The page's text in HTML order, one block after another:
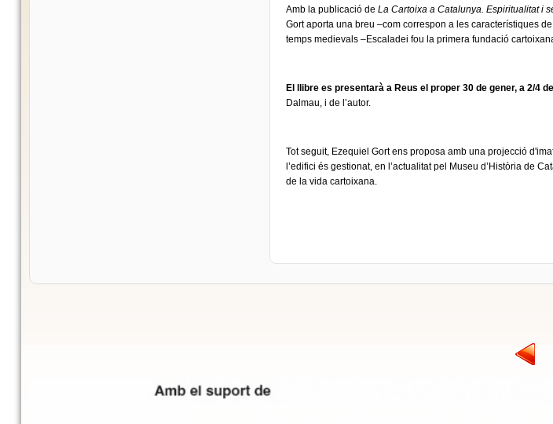
Amb la publicació de La Cartoixa a Catalunya. Espiritualitat i
Gort aporta una breu –com correspon a les característiques
temps medievals –Escaladei fou la primera fundació
El llibre es presentarà a Reus el proper 30 de gener, a 2/4
Dalmau, i de l’autor.
Tot seguit, Ezequiel Gort ens proposa amb una projecció
l’edifici és gestionat, en l’actualitat pel Museu d’Història de
de la vida cartoixana.